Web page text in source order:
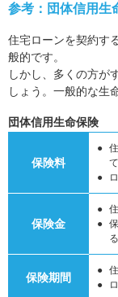
参考：団体信用生
住宅ローンを契約す
般的です。
しかし、多くの方が
しょう。一般的な生
団体信用生命保険
保険料
保険金
る
保険期間